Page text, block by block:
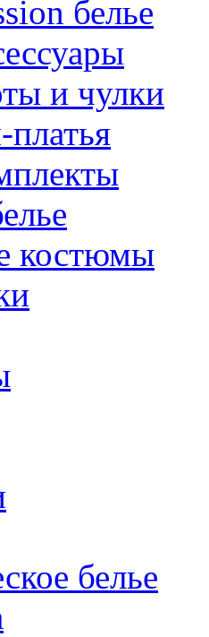
белье
и чулки
костюмы
белье